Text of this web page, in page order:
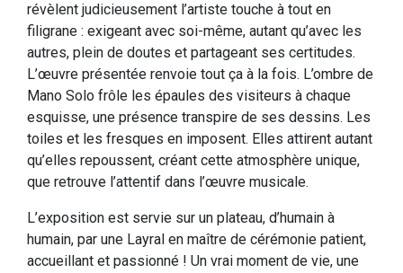
révèlent judicieusement l’artiste touche à tout en
filigrane : exigeant avec soi-même, autant qu’avec les
autres, plein de doutes et partageant ses certitudes.
L’œuvre présentée renvoie tout ça à la fois. L’ombre de
Mano Solo frôle les épaules des visiteurs à chaque
esquisse, une présence transpire de ses dessins. Les
toiles et les fresques en imposent. Elles attirent autant
qu’elles repoussent, créant cette atmosphère unique,
que retrouve l’attentif dans l’œuvre musicale.
L’exposition est servie sur un plateau, d’humain à
humain, par une Layral en maître de cérémonie patient,
accueillant et passionné ! Un vrai moment de vie, une